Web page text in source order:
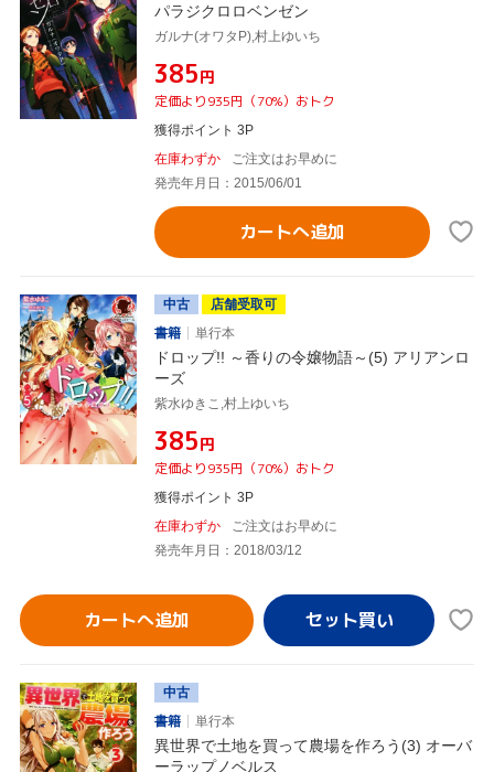
パラジクロロベンゼン
ガルナ(オワタP),村上ゆいち
¥385円
定価より935円（70%）おトク
獲得ポイント 3P
在庫わずか
ご注文はお早めに
発売年月日：2015/06/01
カートへ追加
中古
店舗受取可
書籍
単行本
ドロップ!! ～香りの令嬢物語～(5) アリアンロ
ーズ
紫水ゆきこ,村上ゆいち
¥385円
定価より935円（70%）おトク
獲得ポイント 3P
在庫わずか
ご注文はお早めに
発売年月日：2018/03/12
カートへ追加
中古
書籍
単行本
異世界で土地を買って農場を作ろう(3) オーバ
ーラップノベルス